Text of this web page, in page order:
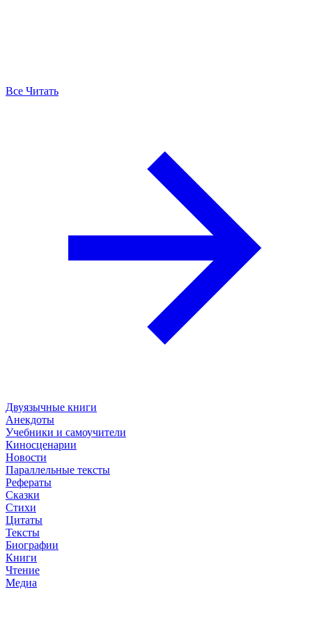
Все Читать
Двуязычные книги
Анекдоты
Учебники и самоучители
Киносценарии
Новости
Параллельные тексты
Рефераты
Сказки
Стихи
Цитаты
Тексты
Биографии
Книги
Чтение
Медиа